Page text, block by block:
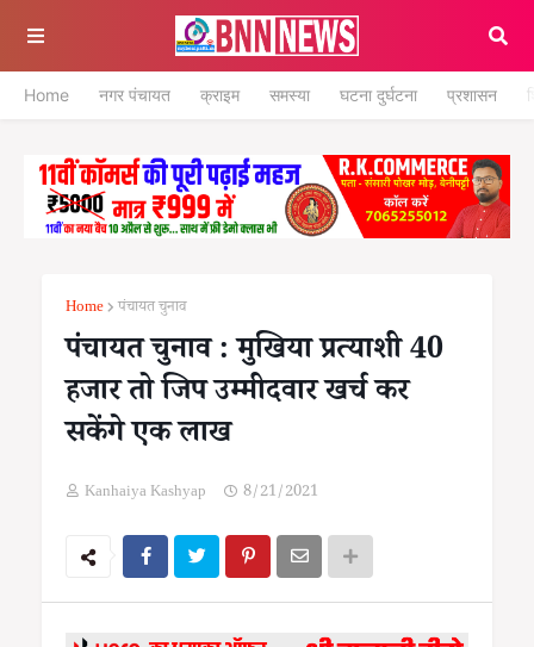
Home नगर पंचायत क्राइम समस्या घटना दुर्घटना प्रशासन
Home पंचायत चुनाव
पंचायत चुनाव : मुखिया प्रत्याशी 40
हजार तो जिप उम्मीदवार खर्च कर
सकेंगे एक लाख
Kanhaiya Kashyap 8/21/2021